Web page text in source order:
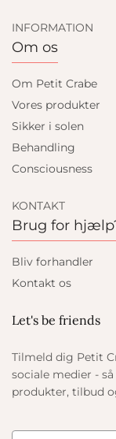
INFORMATION
Om os
Om Petit Crabe
Vores produkter
Sikker i solen
Behandling
Consciousness
KONTAKT
Brug for
Bliv forhandler
Kontakt os
Let's be friends
Tilmeld dig Petit
sociale medier -
produkter, tilbud